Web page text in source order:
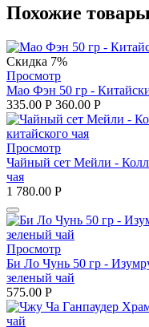
Похожие товары
Скидка 7%
Просмотр
Мао Фэн 50 гр -
335.00 Р 360.00 Р
Просмотр
Чайный сет Мейли -
чая
1 780.00 Р
Просмотр
Би Ло Чунь 50 гр -
зеленый чай
575.00 Р